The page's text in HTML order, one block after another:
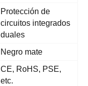
Protección de
circuitos integrados
duales
Negro mate
CE, RoHS, PSE,
etc.